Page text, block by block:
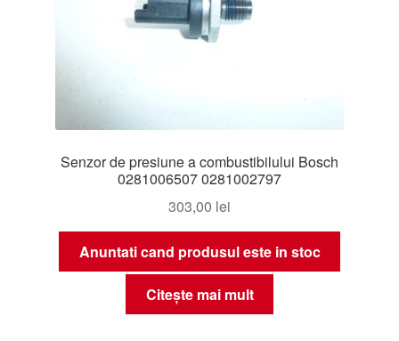
Senzor de presiune a combustibilului Bosch
0281006507 0281002797
303,00 lei
Anuntati cand produsul este in stoc
Citește mai mult